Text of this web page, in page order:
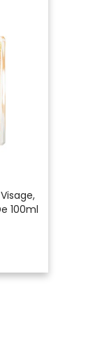
100ml